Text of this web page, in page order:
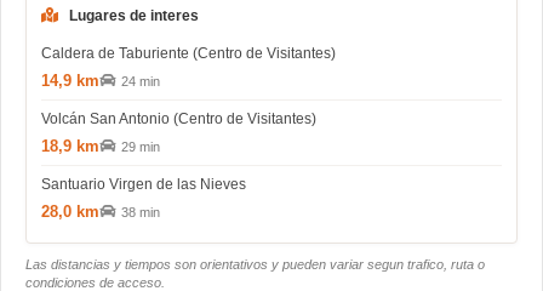
Lugares de interes
Caldera de Taburiente (Centro de Visitantes)
14,9 km 24 min
Volcán San Antonio (Centro de Visitantes)
18,9 km 29 min
Santuario Virgen de las Nieves
28,0 km 38 min
Las distancias y tiempos son orientativos y pueden variar segun trafico, ruta o
condiciones de acceso.